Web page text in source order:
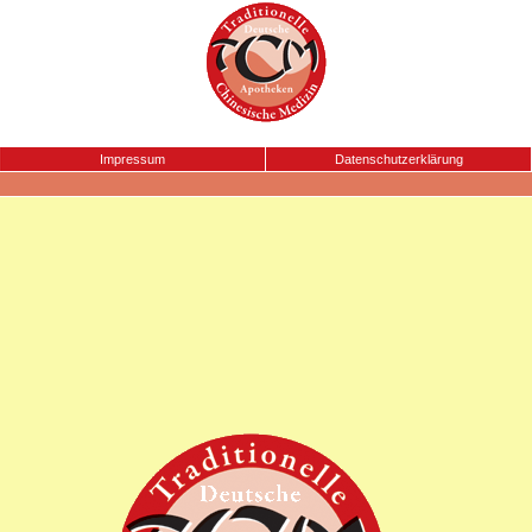
Impressum Datenschutzerklärung